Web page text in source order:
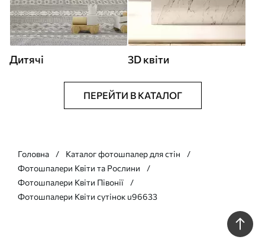
Дитячі 3D квіти
ПЕРЕЙТИ В КАТАЛОГ
Головна
Каталог фотошпалер для стін
Фотошпалери Квіти та Рослини
Фотошпалери Квіти Півонії
Фотошпалери Квіти сутінок u96633